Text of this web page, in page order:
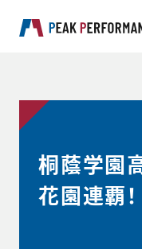
桐蔭学園
花園連覇！